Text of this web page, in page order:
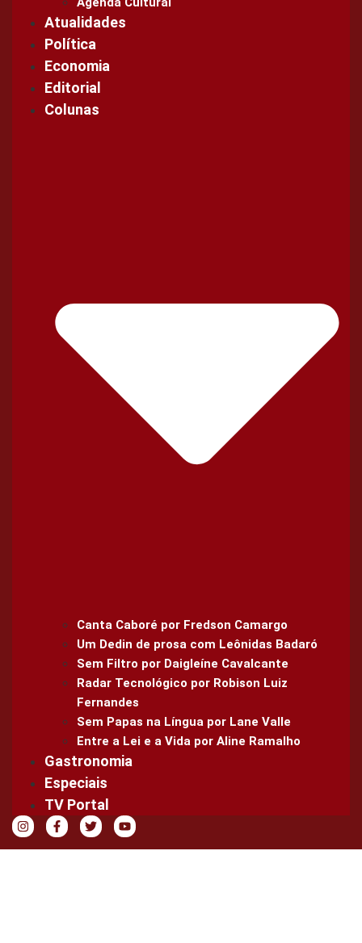
Atualidades
Política
Economia
Editorial
Colunas
Canta Caboré por Fredson Camargo
Um Dedin de prosa com Leônidas Badaró
Sem Filtro por Daigleíne Cavalcante
Radar Tecnológico por Robison Luiz
Fernandes
Sem Papas na Língua por Lane Valle
Entre a Lei e a Vida por Aline Ramalho
Gastronomia
Especiais
TV Portal